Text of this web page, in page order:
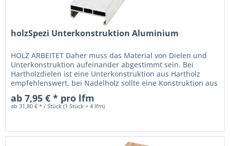
holzSpezi Unterkonstruktion Aluminium
HOLZ ARBEITET Daher muss das Material von Dielen und
Unterkonstruktion aufeinander abgestimmt sein. Bei
Hartholzdielen ist eine Unterkonstruktion aus Hartholz
empfehlenswert, bei Nadelholz sollte eine Konstruktion aus
Nadelholz verwendet...
ab 7,95 € * pro lfm
ab 31,80 € * / Stück (1 Stück = 4 lfm)